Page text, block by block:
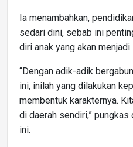
Ia menambahkan,
sedari dini, sebab ini
diri anak yang akan
“Dengan adik-adik
ini, inilah yang dilakukan
membentuk karakternya.
di daerah sendiri,”
ini.